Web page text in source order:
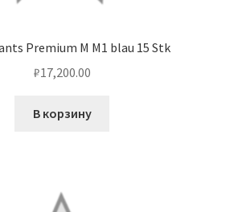
Premium M M1 blau 15 Stk
₽17,200.00
В корзину